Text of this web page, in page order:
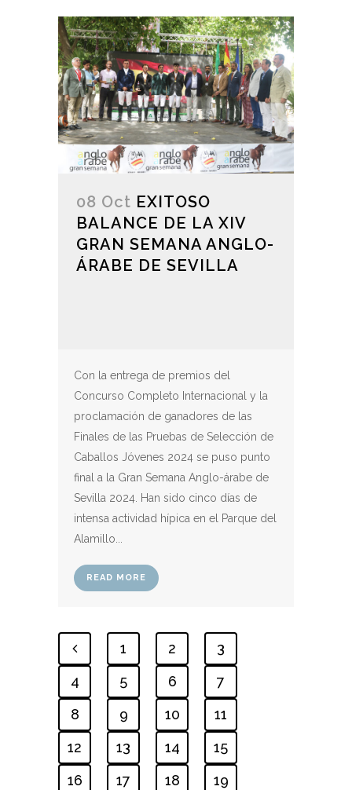
08 Oct EXITOSO
BALANCE DE LA XIV
GRAN SEMANA ANGLO-
ÁRABE DE SEVILLA
Con la entrega de premios del
Concurso Completo Internacional y la
proclamación de ganadores de las
Finales de las Pruebas de Selección de
Caballos Jóvenes 2024 se puso punto
final a la Gran Semana Anglo-árabe de
Sevilla 2024. Han sido cinco días de
intensa actividad hípica en el Parque del
Alamillo...
READ MORE
1 2
3
4
5 6
7
8
9 10
11
12
13 14
15
16
17 18
19